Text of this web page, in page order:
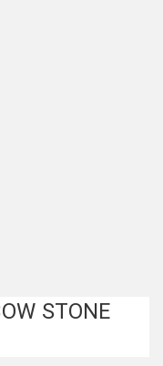
STONE